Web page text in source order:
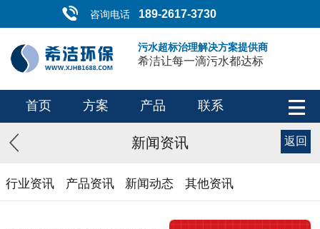
咨询电话 189-2617-3730
污水超标治理解决方案提供商
希洁让每一滴污水都达标
首页 方案 产品 联系
新闻资讯 返回
行业资讯 产品资讯 新闻动态 其他资讯